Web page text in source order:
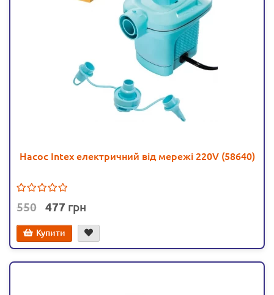
Насос Intex електричний від мережі 220V (58640)
550 477
Купити